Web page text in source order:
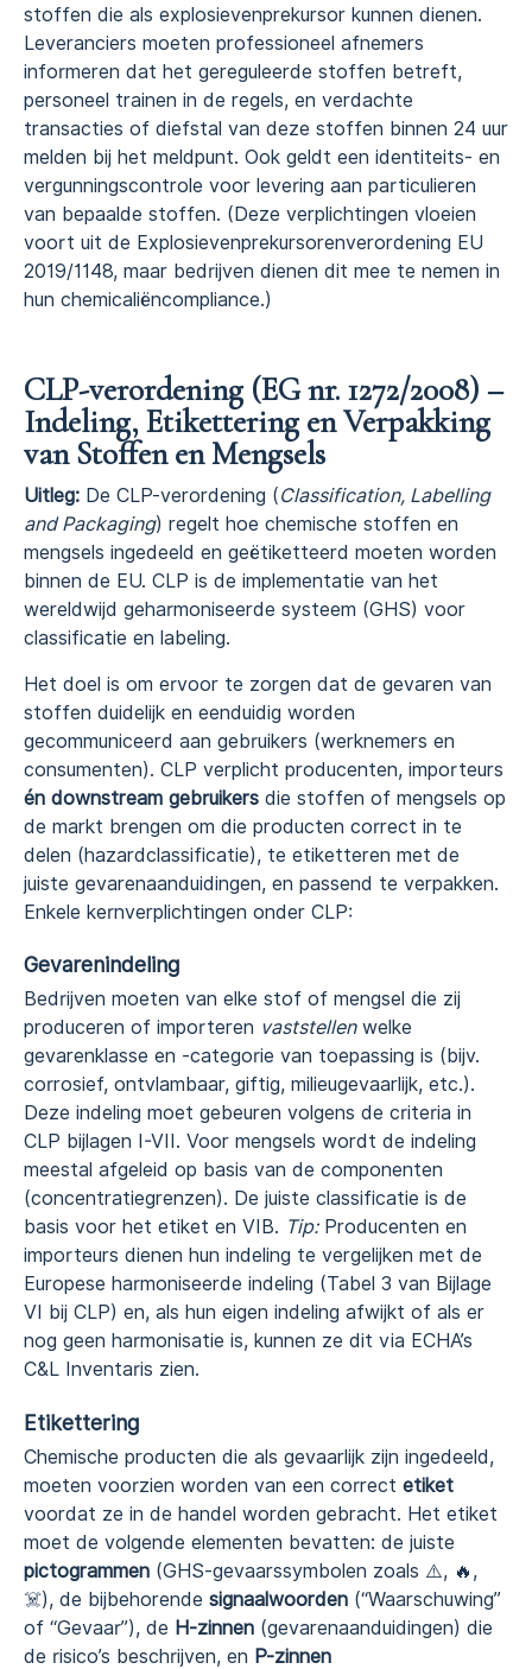
stoffen die als explosievenprekursor kunnen dienen.
Leveranciers moeten professioneel afnemers
informeren dat het gereguleerde stoffen betreft,
personeel trainen in de regels, en verdachte
transacties of diefstal van deze stoffen binnen 24 uur
melden bij het meldpunt. Ook geldt een identiteits- en
vergunningscontrole voor levering aan particulieren
van bepaalde stoffen. (Deze verplichtingen vloeien
voort uit de Explosievenprekursorenverordening EU
2019/1148, maar bedrijven dienen dit mee te nemen in
hun chemicaliëncompliance.)
CLP-verordening (EG nr. 1272/2008) –
Indeling, Etikettering en Verpakking
van Stoffen en Mengsels
Uitleg: De CLP-verordening (Classification, Labelling
and Packaging) regelt hoe chemische stoffen en
mengsels ingedeeld en geëtiketteerd moeten worden
binnen de EU. CLP is de implementatie van het
wereldwijd geharmoniseerde systeem (GHS) voor
classificatie en labeling.
Het doel is om ervoor te zorgen dat de gevaren van
stoffen duidelijk en eenduidig worden
gecommuniceerd aan gebruikers (werknemers en
consumenten). CLP verplicht producenten, importeurs
én downstream gebruikers die stoffen of mengsels op
de markt brengen om die producten correct in te
delen (hazardclassificatie), te etiketteren met de
juiste gevarenaanduidingen, en passend te verpakken.
Enkele kernverplichtingen onder CLP:
Gevarenindeling
Bedrijven moeten van elke stof of mengsel die zij
produceren of importeren vaststellenwelke
gevarenklasse en -categorie van toepassing is (bijv.
corrosief, ontvlambaar, giftig, milieugevaarlijk, etc.).
Deze indeling moet gebeuren volgens de criteria in
CLP bijlagen I-VII. Voor mengsels wordt de indeling
meestal afgeleid op basis van de componenten
(concentratiegrenzen). De juiste classificatie is de
basis voor het etiket en VIB. Tip:Producenten en
importeurs dienen hun indeling te vergelijken met de
Europese harmoniseerde indeling (Tabel 3 van Bijlage
VI bij CLP) en, als hun eigen indeling afwijkt of als er
nog geen harmonisatie is, kunnen ze dit via ECHA’s
C&L Inventaris zien.
Etikettering
Chemische producten die als gevaarlijk zijn ingedeeld,
moeten voorzien worden van een correct etiket
voordat ze in de handel worden gebracht. Het etiket
moet de volgende elementen bevatten: de juiste
pictogrammen (GHS-gevaarssymbolen zoals ⚠️, 🔥,
☠️), de bijbehorende signaalwoorden (“Waarschuwing”
of “Gevaar”), de H-zinnen (gevarenaanduidingen) die
de risico’s beschrijven, en P-zinnen